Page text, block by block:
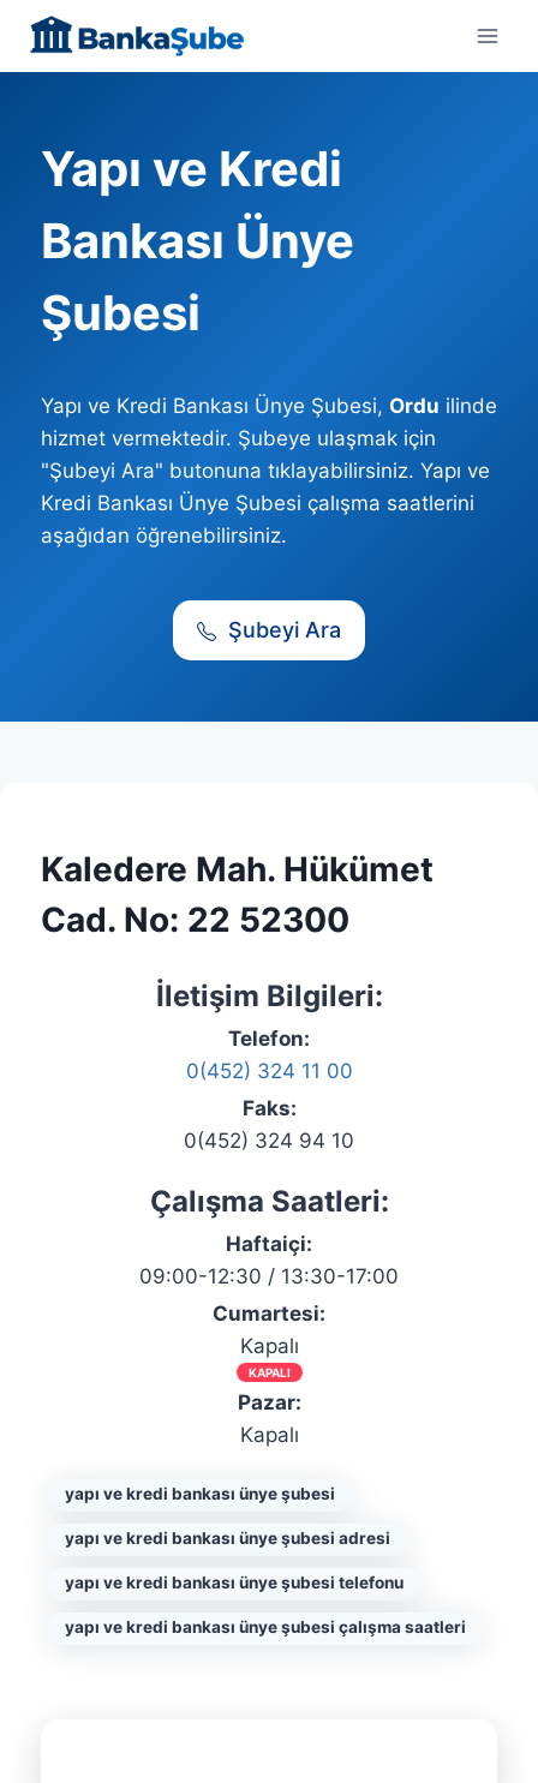
content
Yapı ve Kredi
Bankası Ünye
Şubesi
Yapı ve Kredi Bankası Ünye Şubesi, Ordu ilinde
hizmet vermektedir. Şubeye ulaşmak için
"Şubeyi Ara" butonuna tıklayabilirsiniz. Yapı ve
Kredi Bankası Ünye Şubesi çalışma saatlerini
aşağıdan öğrenebilirsiniz.
Şubeyi Ara
Kaledere Mah. Hükümet
Cad. No: 22 52300
İletişim Bilgileri:
Telefon:
0(452) 324 11 00
Faks:
0(452) 324 94 10
Çalışma Saatleri:
Haftaiçi:
09:00-12:30 / 13:30-17:00
Cumartesi:
Kapalı
KAPALI
Pazar:
Kapalı
yapı ve kredi bankası ünye şubesi
yapı ve kredi bankası ünye şubesi adresi
yapı ve kredi bankası ünye şubesi telefonu
yapı ve kredi bankası ünye şubesi çalışma saatleri